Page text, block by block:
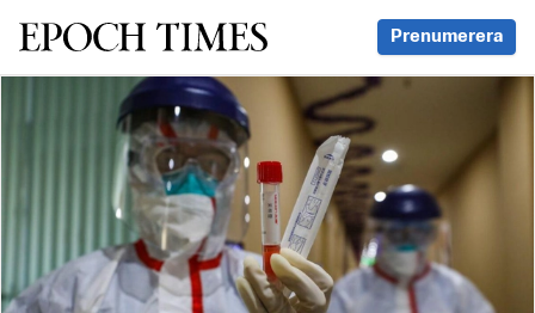
Svenska Epoch Times Prenumerera